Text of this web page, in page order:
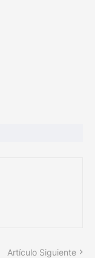
Artículo Siguiente